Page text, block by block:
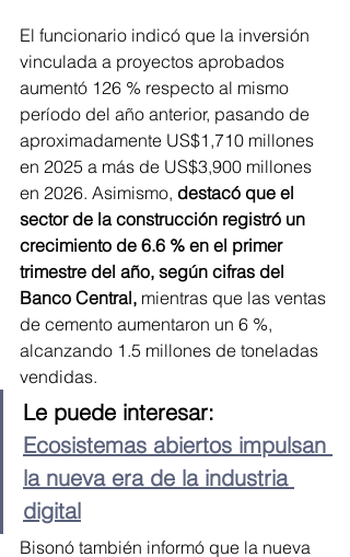
El funcionario indicó que la inversión
vinculada a proyectos aprobados
aumentó 126 % respecto al mismo
período del año anterior, pasando de
aproximadamente US$1,710 millones
en 2025 a más de US$3,900 millones
en 2026. Asimismo, destacó que el
sector de la construcción registró un
crecimiento de 6.6 % en el primer
trimestre del año, según cifras del
Banco Central, mientras que las ventas
de cemento aumentaron un 6 %,
alcanzando 1.5 millones de toneladas
vendidas.
Le puede interesar:
Ecosistemas abiertos impulsan
la nueva era de la industria
digital
Bisonó también informó que la nueva